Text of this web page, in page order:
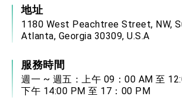
地址
1180 West Peachtree Street, NW,
Atlanta, Georgia 30309, U.S.A
服務時間
週一 ~ 週五：上午 09：00 AM 至
下午 14:00 PM 至 17：00 PM